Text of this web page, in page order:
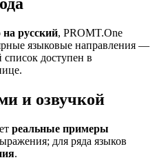
на русский, PROMT.One
языковые направления —
доступен в
и озвучкой
реальные примеры
для ряда языков
.